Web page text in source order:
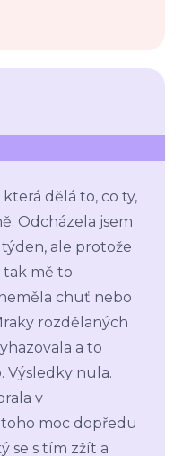
dělá to, co ty,
Odcházela jsem
ale protože
mě to
chuť nebo
rozdělaných
a to
Výsledky nula.
v
moc dopředu
se s tím zžít a